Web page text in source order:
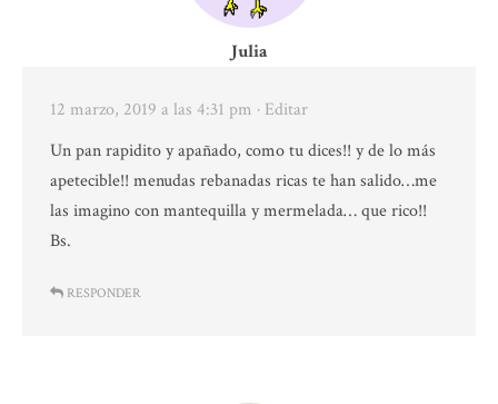
Julia
12 marzo, 2019 a las 4:31 pm · Editar
Un pan rapidito y apañado, como tu dices!! y de lo más
apetecible!! menudas rebanadas ricas te han salido…me
las imagino con mantequilla y mermelada… que rico!!
Bs.
RESPONDER